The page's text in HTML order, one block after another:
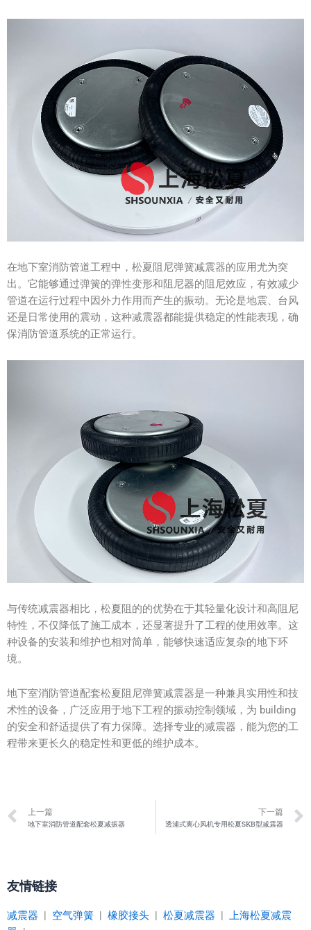
在地下室消防管道工程中，松夏阻尼弹簧减震器的应用尤为突
出。它能够通过弹簧的弹性变形和阻尼器的阻尼效应，有效减少
管道在运行过程中因外力作用而产生的振动。无论是地震、台风
还是日常使用的震动，这种减震器都能提供稳定的性能表现，确
保消防管道系统的正常运行。
与传统减震器相比，松夏阻的的优势在于其轻量化设计和高阻尼
特性，不仅降低了施工成本，还显著提升了工程的使用效率。这
种设备的安装和维护也相对简单，能够快速适应复杂的地下环
境。
地下室消防管道配套松夏阻尼弹簧减震器是一种兼具实用性和技
术性的设备，广泛应用于地下工程的振动控制领域，为 building
的安全和舒适提供了有力保障。选择专业的减震器，能为您的工
程带来更长久的稳定性和更低的维护成本。
Prev
上一篇
地下室消防管道配套松夏减振器
下一篇
透浦式离心风机专用松夏SKB型减震器
友情链接
减震器 | 空气弹簧 | 橡胶接头 | 松夏减震器 | 上海松夏减震